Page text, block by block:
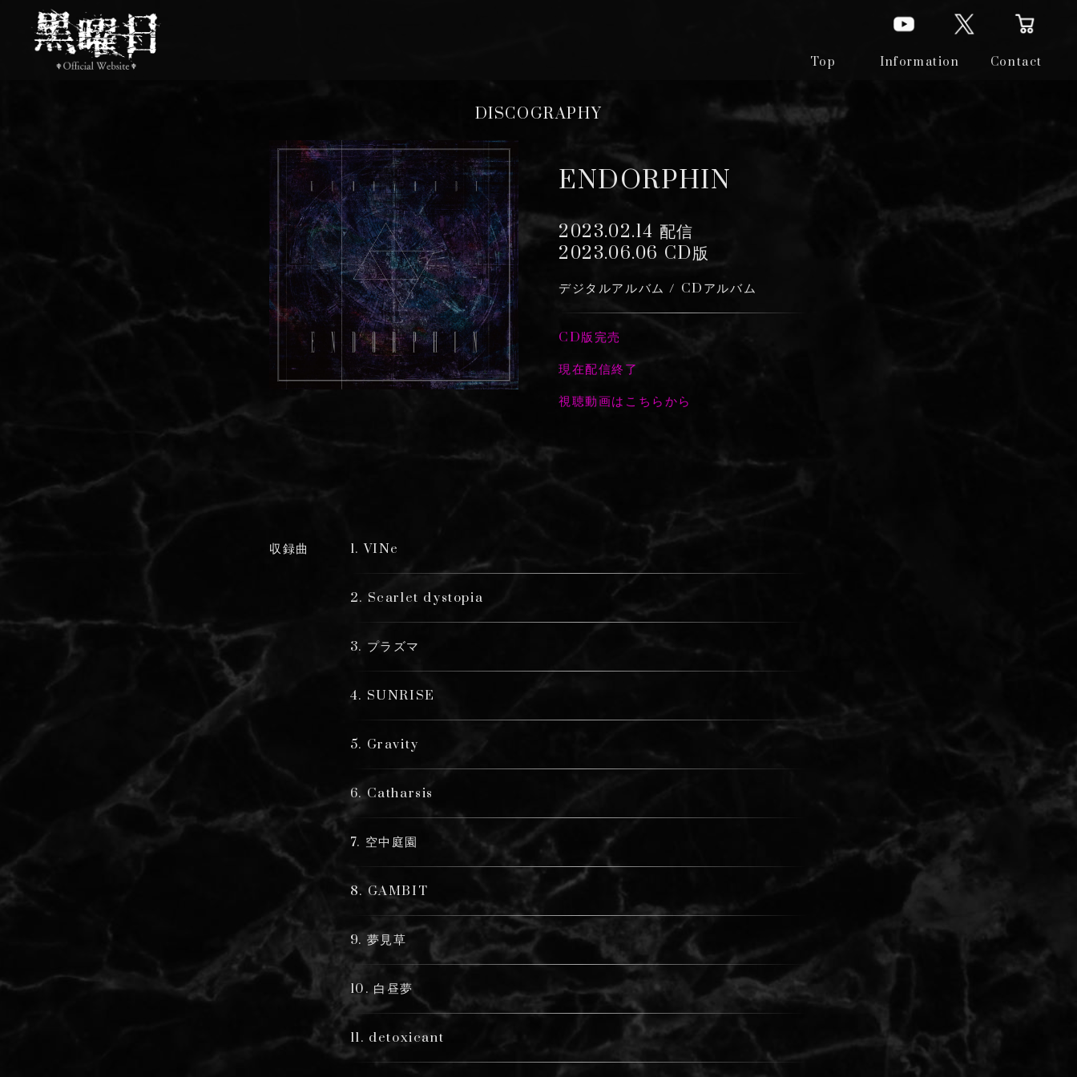
Top Information Contact
DISCOGRAPHY
ENDORPHIN
2023.02.14 配信
2023.06.06 CD版
デジタルアルバム / CDアルバム
CD版完売
現在配信終了
視聴動画はこちらから
収録曲 1. VINe
2. Scarlet dystopia
3. プラズマ
4. SUNRISE
5. Gravity
6. Catharsis
7. 空中庭園
8. GAMBIT
9. 夢見草
10. 白昼夢
11. detoxicant